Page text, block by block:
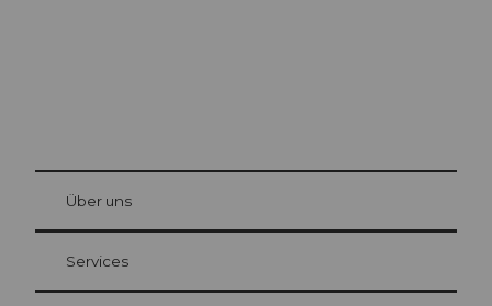
Gästekarte Luzern
Ihre Vorteile als Übernachtungsgast
at Bre
Über uns
Services